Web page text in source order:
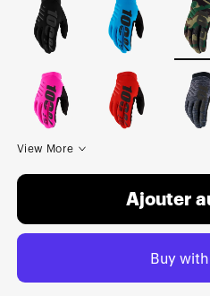
View More
Ajouter